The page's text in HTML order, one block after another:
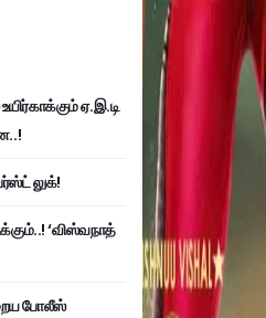
ஏ.இ.டி
லுக்!
‘விஸ்வநாத்
போலீஸ்